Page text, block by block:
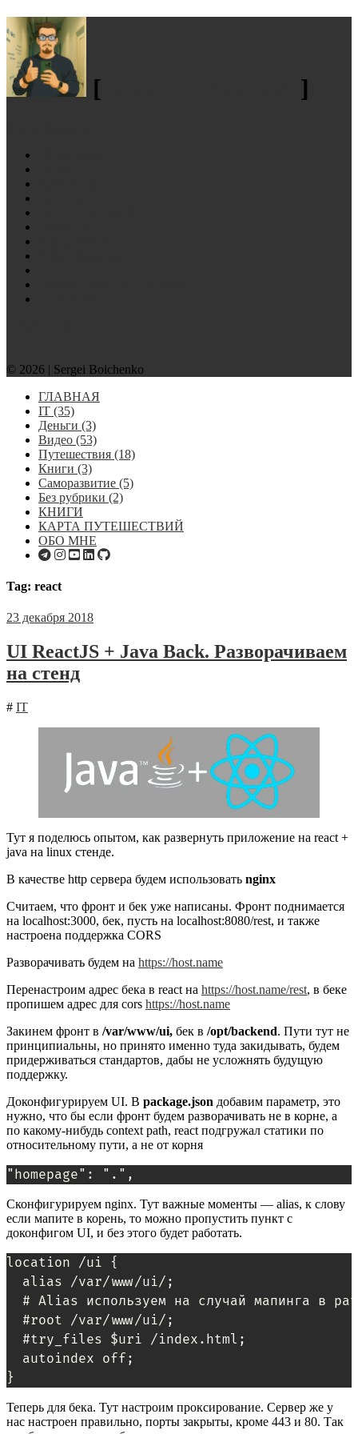
[ ]
© 2026 | Sergei Boichenko
ГЛАВНАЯ
IT (35)
Деньги (3)
Видео (53)
Путешествия (18)
Книги (3)
Саморазвитие (5)
Без рубрики (2)
КНИГИ
КАРТА ПУТЕШЕСТВИЙ
ОБО МНЕ
Tag: react
23 декабря 2018
UI ReactJS + Java Back. Разворачиваем
на стенд
# IT
Тут я поделюсь опытом, как развернуть приложение на react +
java на linux стенде.
В качестве http сервера будем использовать nginx
Считаем, что фронт и бек уже написаны. Фронт поднимается
на localhost:3000, бек, пусть на localhost:8080/rest, и также
настроена поддержка CORS
Разворачивать будем на https://host.name
Перенастроим адрес бека в react на https://host.name/rest, в беке
пропишем адрес для cors https://host.name
Закинем фронт в /var/www/ui, бек в /opt/backend. Пути тут не
принципиальны, но принято именно туда закидывать, будем
придерживаться стандартов, дабы не усложнять будущую
поддержку.
Доконфигурируем UI. В package.json добавим параметр, это
нужно, что бы если фронт будем разворачивать не в корне, а
по какому-нибудь context path, react подгружал статики по
относительному пути, а не от корня
"homepage": ".",
Сконфигурируем nginx. Тут важные моменты — alias, к слову
если мапите в корень, то можно пропустить пункт с
доконфигом UI, и без этого будет работать.
location /ui {
  alias /var/www/ui/;
# Alias используем на случай
  #root /var/www/ui/;
  #try_files $uri /index.html;
  autoindex off;
}
Теперь для бека. Тут настроим проксирование. Сервер же у
нас настроен правильно, порты закрыты, кроме 443 и 80. Так